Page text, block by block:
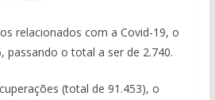
relacionados com a Covid-19, o
passando o total a ser de 2.740.
(total de 91.453), o